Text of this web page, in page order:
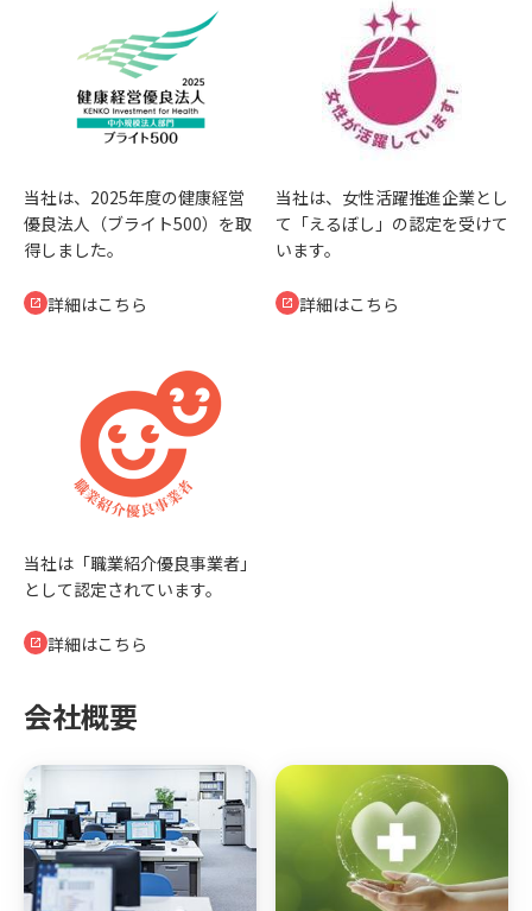
当社は、2025年度の健康経営
優良法人（ブライト500）を取
得しました。
詳細はこちら
当社は、女性活躍推進企業とし
て「えるぼし」の認定を受けて
います。
詳細はこちら
当社は「職業紹介優良事業者」
として認定されています。
詳細はこちら
会社概要